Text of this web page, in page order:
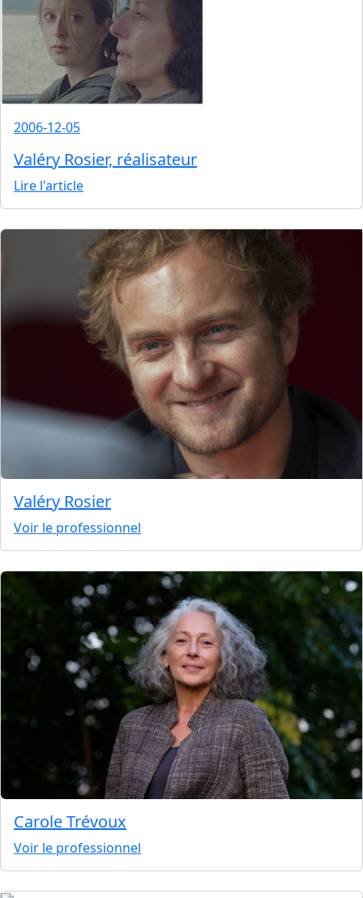
2006-12-05
Valéry Rosier, réalisateur
Lire l'article
Valéry Rosier
Voir le professionnel
Carole Trévoux
Voir le professionnel